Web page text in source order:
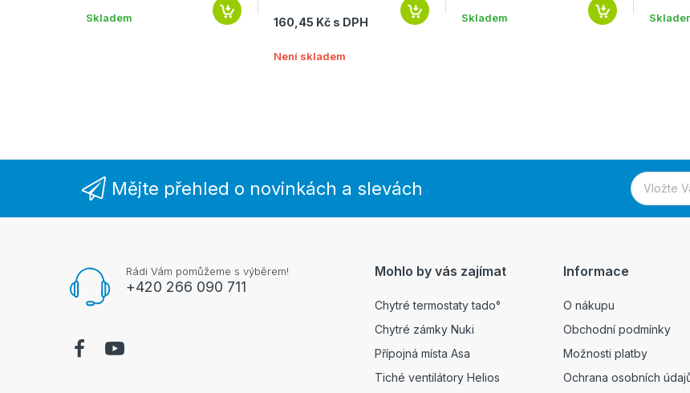
Skladem 160,45 Kč s DPH
Není skladem
Skladem
Mějte přehled o novinkách a slevách
Rádi Vám pomůžeme s výběrem!
+420 266 090 711
Mohlo by vás zajímat
Chytré termostaty tado°
Chytré zámky Nuki
Přípojná místa Asa
Tiché ventilátory Helios
Informace
O nákupu
Obchodní podmínky
Možnosti platby
Ochrana osobních